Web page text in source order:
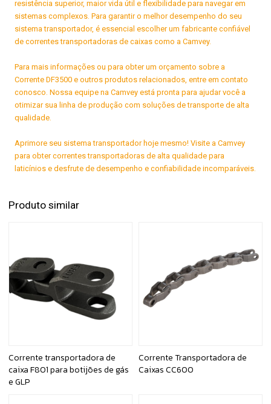
resistência superior, maior vida útil e flexibilidade para navegar em
sistemas complexos. Para garantir o melhor desempenho do seu
sistema transportador, é essencial escolher um fabricante confiável
de correntes transportadoras de caixas como a Camvey.
Para mais informações ou para obter um orçamento sobre a
Corrente DF3500 e outros produtos relacionados, entre em contato
conosco. Nossa equipe na Camvey está pronta para ajudar você a
otimizar sua linha de produção com soluções de transporte de alta
qualidade.
Aprimore seu sistema transportador hoje mesmo! Visite a Camvey
para obter correntes transportadoras de alta qualidade para
laticínios e desfrute de desempenho e confiabilidade incomparáveis.
Produto similar
Corrente transportadora de
caixa F801 para botijões de gás
e GLP
Corrente Transportadora de
Caixas CC600